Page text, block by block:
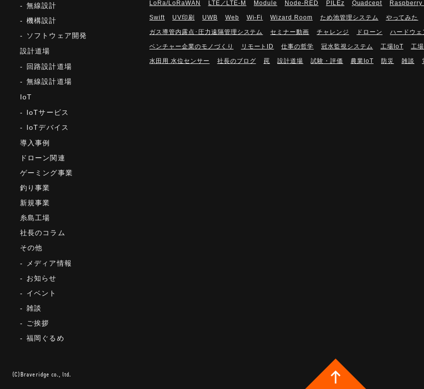
無線設計
機構設計
ソフトウェア開発
設計道場
回路設計道場
無線設計道場
IoT
IoTサービス
IoTデバイス
導入事例
ドローン関連
ゲーミング事業
釣り事業
新規事業
糸島工場
社長のコラム
その他
メディア情報
お知らせ
イベント
雑談
ご挨拶
福岡ぐるめ
LoRa/LoRaWAN LTE／LTE-M Module Node-RED PILEz Quadcept Raspberry
Swift UV印刷 UWB Web Wi-Fi Wizard Room ため池管理システム やってみた
ガス導管内露点･圧力遠隔管理システム セミナー動画 チャレンジ ドローン ハードウェ
ベンチャー企業のモノづくり リモートID 仕事の哲学 冠水監視システム 工場IoT 工
水田用 水位センサー 社長のブログ 罠 設計道場 試験・評価 農業IoT 防災 雑談
(C)Braveridge co., ltd.